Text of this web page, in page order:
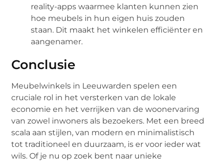
reality-apps waarmee klanten kunnen zien
hoe meubels in hun eigen huis zouden
staan. Dit maakt het winkelen efficiënter en
aangenamer.
Conclusie
Meubelwinkels in Leeuwarden spelen een
cruciale rol in het versterken van de lokale
economie en het verrijken van de woonervaring
van zowel inwoners als bezoekers. Met een breed
scala aan stijlen, van modern en minimalistisch
tot traditioneel en duurzaam, is er voor ieder wat
wils. Of je nu op zoek bent naar unieke